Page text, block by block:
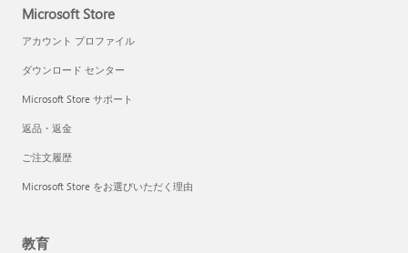
Microsoft Store
アカウント プロファイル
ダウンロード センター
Microsoft Store サポート
返品・返金
ご注文履歴
Microsoft Store をお選びいただく理由
教育